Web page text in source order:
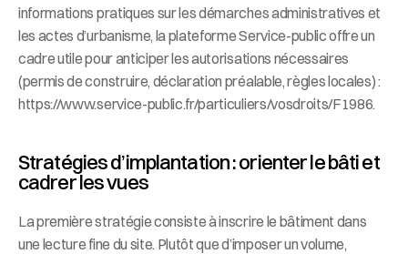
informations pratiques sur les démarches administratives et
les actes d’urbanisme, la plateforme Service-public offre un
cadre utile pour anticiper les autorisations nécessaires
(permis de construire, déclaration préalable, règles locales) :
https://www.service-public.fr/particuliers/vosdroits/F1986.
Stratégies d’implantation : orienter le bâti et
cadrer les vues
La première stratégie consiste à inscrire le bâtiment dans
une lecture fine du site. Plutôt que d’imposer un volume,